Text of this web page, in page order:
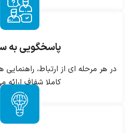
پاسخگویی به
در هر مرحله ای از ارتباط،
کاملا شفاف ارائه